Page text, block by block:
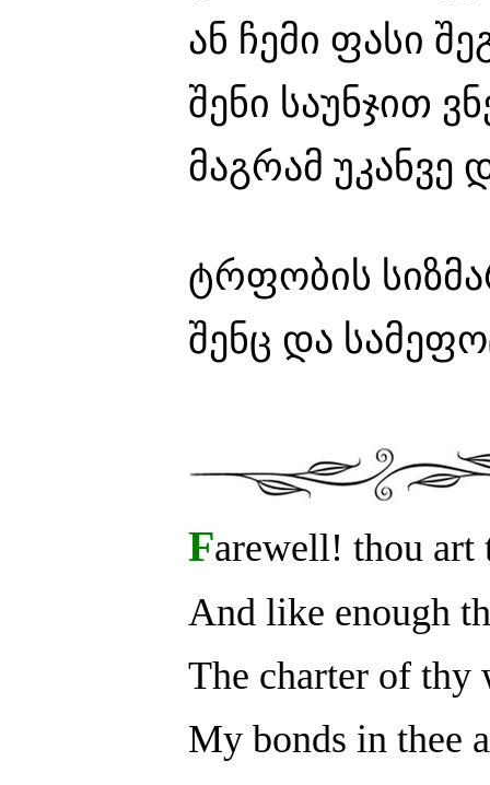
ან ჩემი ფასი
შენი საუნჯით
მაგრამ უკანვე
ტრფობის
შენც და
Farewell! thou art
And like enough
The charter of thy
My bonds in thee